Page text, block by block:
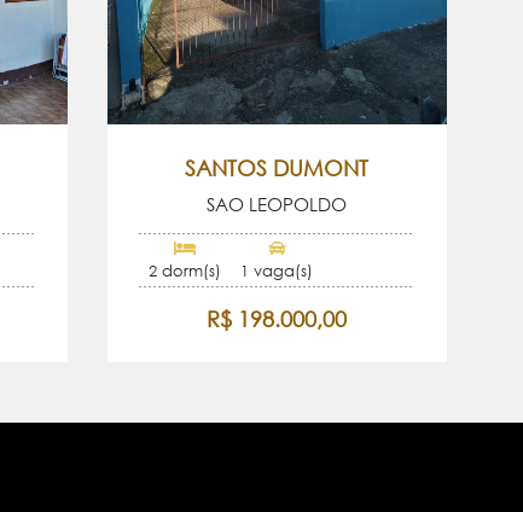
SANTOS DUMONT
SAO LEOPOLDO
2 dorm(s) 1 vaga(s)
R$ 198.000,00